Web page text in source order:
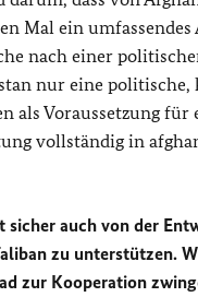
Mal ein
nach einer
nur eine
als Voraussetzung für
vollständig in
auch von der
zu unterstützen.
zur Kooperation